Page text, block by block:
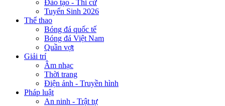
Đào tạo - Thi cử
Tuyển Sinh 2026
Thể thao
Bóng đá quốc tế
Bóng đá Việt Nam
Quần vợt
Giải trí
Âm nhạc
Thời trang
Điện ảnh - Truyền hình
Pháp luật
An ninh - Trật tự